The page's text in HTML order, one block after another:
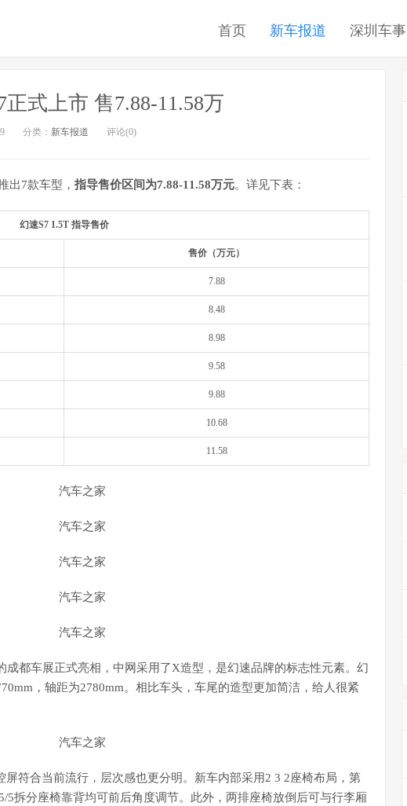
首页 新车报道 深圳车事
正式上市 售7.88-11.58万
分类： 新车报道 评论(0)
出7款车型， 指导售价区间为7.88-11.58万元。详见下表：
幻速S7 1.5T 指导售价
售价（万元）
7.88
8.48
8.98
9.58
9.88
10.68
11.58
都车展正式亮相，中网采用了X造型，是幻速品牌的标志性元素。幻
，轴距为2780mm。相比车头，车尾的造型更加简洁，给人很紧
合当前流行，层次感也更分明。新车内部采用2 3 2座椅布局，第
5拆分座椅靠背均可前后角度调节。此外，两排座椅放倒后可与行李厢